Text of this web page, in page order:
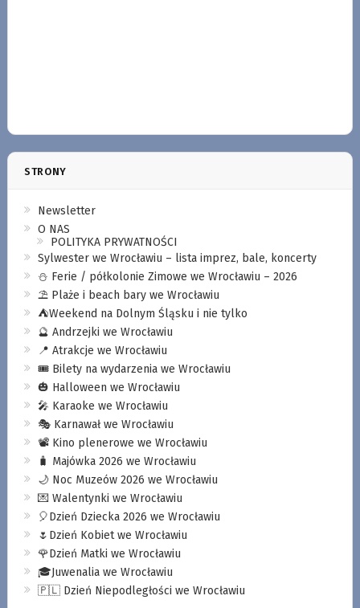
STRONY
Newsletter
O NAS
POLITYKA PRYWATNOŚCI
Sylwester we Wrocławiu – lista imprez, bale, koncerty
⛄️ Ferie / półkolonie Zimowe we Wrocławiu – 2026
⛱️ Plaże i beach bary we Wrocławiu
⛺️Weekend na Dolnym Śląsku i nie tylko
🔮 Andrzejki we Wrocławiu
📍 Atrakcje we Wrocławiu
🎟️ Bilety na wydarzenia we Wrocławiu
🎃 Halloween we Wrocławiu
🎤 Karaoke we Wrocławiu
🎭 Karnawał we Wrocławiu
📽️ Kino plenerowe we Wrocławiu
🧳 Majówka 2026 we Wrocławiu
🌙 Noc Muzeów 2026 we Wrocławiu
💌 Walentynki we Wrocławiu
🎈Dzień Dziecka 2026 we Wrocławiu
🌷Dzień Kobiet we Wrocławiu
🌹Dzień Matki we Wrocławiu
🎓Juwenalia we Wrocławiu
🇵🇱 Dzień Niepodległości we Wrocławiu